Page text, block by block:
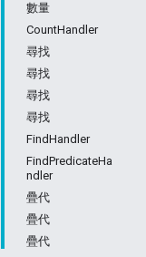
數量
CountHandler
尋找
尋找
尋找
尋找
FindHandler
FindPredicateHa
ndler
疊代
疊代
疊代